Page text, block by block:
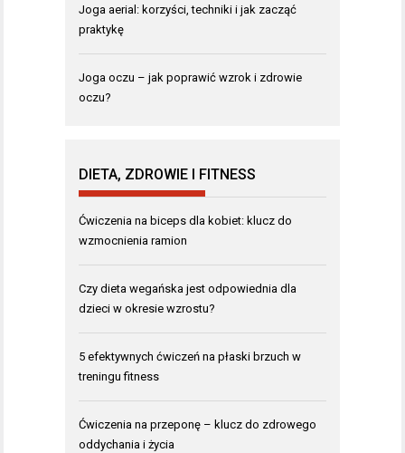
Joga aerial: korzyści, techniki i jak zacząć
praktykę
Joga oczu – jak poprawić wzrok i zdrowie
oczu?
DIETA, ZDROWIE I FITNESS
Ćwiczenia na biceps dla kobiet: klucz do
wzmocnienia ramion
Czy dieta wegańska jest odpowiednia dla
dzieci w okresie wzrostu?
5 efektywnych ćwiczeń na płaski brzuch w
treningu fitness
Ćwiczenia na przeponę – klucz do zdrowego
oddychania i życia